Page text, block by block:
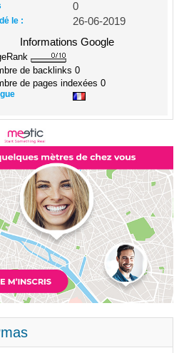
0
le :
26-06-2019
Informations Google
de backlinks 0
de pages indexées 0